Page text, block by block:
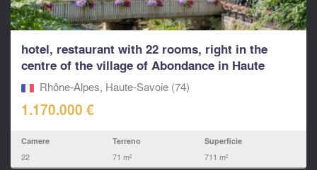
hotel, restaurant with 22 rooms, right in the
centre of the village of Abondance in Haute
Savoie.Rhône-Alpes, Haute-Savoie (74)
1.170.000 €
Camere
22
Terreno
71 m²
Superficie
711 m²